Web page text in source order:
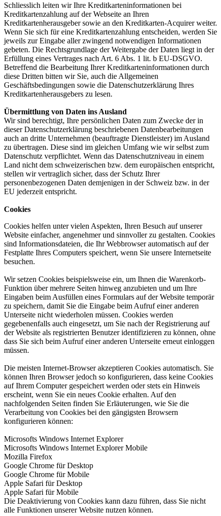
Schliesslich leiten wir Ihre Kreditkarteninformationen bei
Kreditkartenzahlung auf der Webseite an Ihren
Kreditkartenherausgeber sowie an den Kreditkarten-Acquirer weiter.
Wenn Sie sich für eine Kreditkartenzahlung entscheiden, werden Sie
jeweils zur Eingabe aller zwingend notwendigen Informationen
gebeten. Die Rechtsgrundlage der Weitergabe der Daten liegt in der
Erfüllung eines Vertrages nach Art. 6 Abs. 1 lit. b EU-DSGVO.
Betreffend die Bearbeitung Ihrer Kreditkarteninformationen durch
diese Dritten bitten wir Sie, auch die Allgemeinen
Geschäftsbedingungen sowie die Datenschutzerklärung Ihres
Kreditkartenherausgebers zu lesen.
Übermittlung von Daten ins Ausland
Wir sind berechtigt, Ihre persönlichen Daten zum Zwecke der in
dieser Datenschutzerklärung beschriebenen Datenbearbeitungen
auch an dritte Unternehmen (beauftragte Dienstleister) im Ausland
zu übertragen. Diese sind im gleichen Umfang wie wir selbst zum
Datenschutz verpflichtet. Wenn das Datenschutzniveau in einem
Land nicht dem schweizerischen bzw. dem europäischen entspricht,
stellen wir vertraglich sicher, dass der Schutz Ihrer
personenbezogenen Daten demjenigen in der Schweiz bzw. in der
EU jederzeit entspricht.
Cookies
Cookies helfen unter vielen Aspekten, Ihren Besuch auf unserer
Website einfacher, angenehmer und sinnvoller zu gestalten. Cookies
sind Informationsdateien, die Ihr Webbrowser automatisch auf der
Festplatte Ihres Computers speichert, wenn Sie unsere Internetseite
besuchen.
Wir setzen Cookies beispielsweise ein, um Ihnen die Warenkorb-
Funktion über mehrere Seiten hinweg anzubieten und um Ihre
Eingaben beim Ausfüllen eines Formulars auf der Website temporär
zu speichern, damit Sie die Eingabe beim Aufruf einer anderen
Unterseite nicht wiederholen müssen. Cookies werden
gegebenenfalls auch eingesetzt, um Sie nach der Registrierung auf
der Website als registrierten Benutzer identifizieren zu können, ohne
dass Sie sich beim Aufruf einer anderen Unterseite erneut einloggen
müssen.
Die meisten Internet-Browser akzeptieren Cookies automatisch. Sie
können Ihren Browser jedoch so konfigurieren, dass keine Cookies
auf Ihrem Computer gespeichert werden oder stets ein Hinweis
erscheint, wenn Sie ein neues Cookie erhalten. Auf den
nachfolgenden Seiten finden Sie Erläuterungen, wie Sie die
Verarbeitung von Cookies bei den gängigsten Browsern
konfigurieren können:
Microsofts Windows Internet Explorer
Microsofts Windows Internet Explorer Mobile
Mozilla Firefox
Google Chrome für Desktop
Google Chrome für Mobile
Apple Safari für Desktop
Apple Safari für Mobile
Die Deaktivierung von Cookies kann dazu führen, dass Sie nicht
alle Funktionen unserer Website nutzen können.